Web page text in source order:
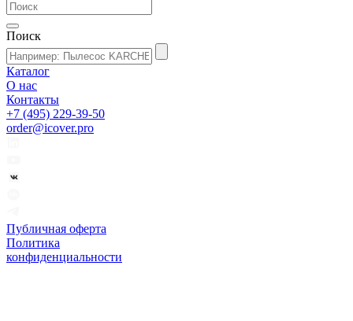
Поиск
Каталог
О нас
Контакты
+7 (495) 229-39-50
order@icover.pro
Публичная оферта
Политика
конфиденциальности